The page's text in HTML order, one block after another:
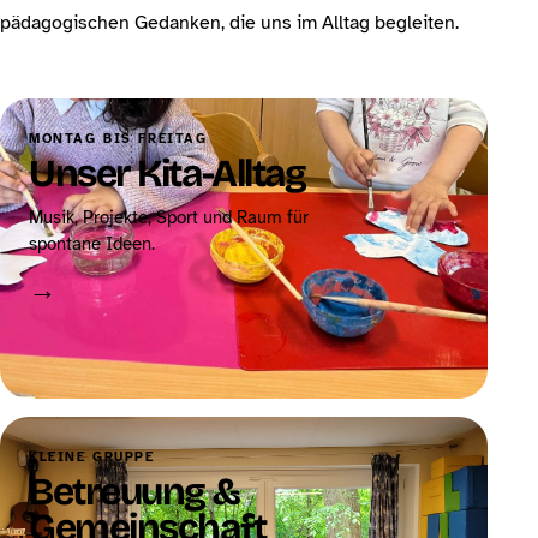
pädagogischen Gedanken, die uns im Alltag begleiten.
MONTAG BIS FREITAG
Unser Kita-Alltag
Musik, Projekte, Sport und Raum für
spontane Ideen.
→
KLEINE GRUPPE
Betreuung &
Gemeinschaft